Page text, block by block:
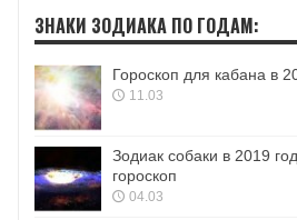
ЗНАКИ ЗОДИАКА ПО ГОДАМ:
Гороскоп для кабана в
11.03
Зодиак собаки в 2019
гороскоп
04.03